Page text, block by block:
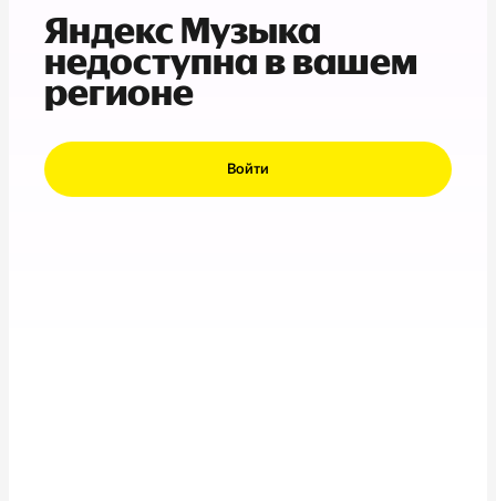
Яндекс Музыка
недоступна в вашем
регионе
Войти